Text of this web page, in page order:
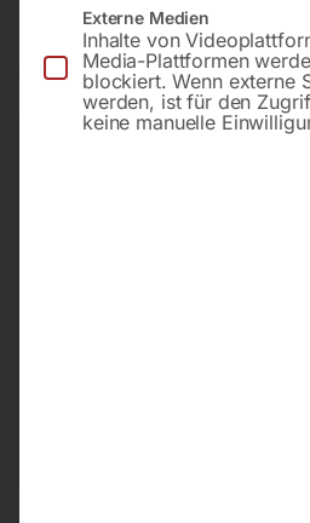
Produktsicherheit
Externe Medien
Inhalte von
Media-Plattformen
blockiert. Wenn externe
werden, ist für den
keine manuelle